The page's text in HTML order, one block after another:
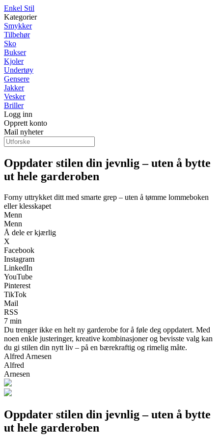
Enkel Stil
Kategorier
Smykker
Tilbehør
Sko
Bukser
Kjoler
Undertøy
Gensere
Jakker
Vesker
Briller
Logg inn
Opprett konto
Mail nyheter
Oppdater stilen din jevnlig – uten å bytte
ut hele garderoben
Forny uttrykket ditt med smarte grep – uten å tømme lommeboken
eller klesskapet
Menn
Menn
Å dele er kjærlig
X
Facebook
Instagram
LinkedIn
YouTube
Pinterest
TikTok
Mail
RSS
7 min
Du trenger ikke en helt ny garderobe for å føle deg oppdatert. Med
noen enkle justeringer, kreative kombinasjoner og bevisste valg kan
du gi stilen din nytt liv – på en bærekraftig og rimelig måte.
Alfred Arnesen
Alfred
Arnesen
Oppdater stilen din jevnlig – uten å bytte
ut hele garderoben